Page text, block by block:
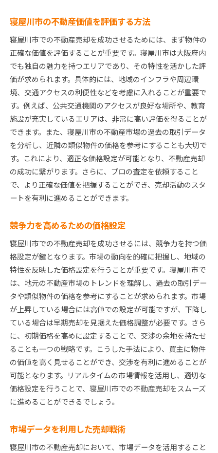
寝屋川市の不動産価値を評価する方法
寝屋川市での不動産売却を成功させるためには、まず物件の
正確な価値を評価することが重要です。寝屋川市は大阪府内
でも独自の魅力を持つエリアであり、その特性を活かした評
価が求められます。具体的には、地域のインフラや周辺環
境、交通アクセスの利便性などを考慮に入れることが重要で
す。例えば、公共交通機関のアクセスが良好な場所や、教育
施設が充実しているエリアは、非常に高い評価を得ることが
できます。また、寝屋川市の不動産市場の過去の取引データ
を分析し、近隣の類似物件の価格を参考にすることも大切で
す。これにより、適正な価格設定が可能となり、不動産売却
の成功に繋がります。さらに、プロの査定を依頼すること
で、より正確な価値を把握することができ、売却活動のスタ
ートを有利に進めることができます。
競争力を高めるための価格設定
寝屋川市での不動産売却を成功させるには、競争力を持つ価
格設定が鍵となります。市場の動向を的確に把握し、地域の
特性を反映した価格設定を行うことが重要です。寝屋川市で
は、地元の不動産市場のトレンドを理解し、過去の取引デー
タや類似物件の価格を参考にすることが求められます。市場
が上昇している場合には高値での設定が可能ですが、下降し
ている場合は早期売却を見据えた価格調整が必要です。さら
に、初期価格を高めに設定することで、交渉の余地を持たせ
ることも一つの戦略です。こうした手法により、買主に物件
の価値を高く見せることができ、交渉を有利に進めることが
可能となります。リアルタイムの市場情報を活用し、適切な
価格設定を行うことで、寝屋川市での不動産売却をスムーズ
に進めることができるでしょう。
市場データを利用した売却戦術
寝屋川市の不動産売却において、市場データを活用すること